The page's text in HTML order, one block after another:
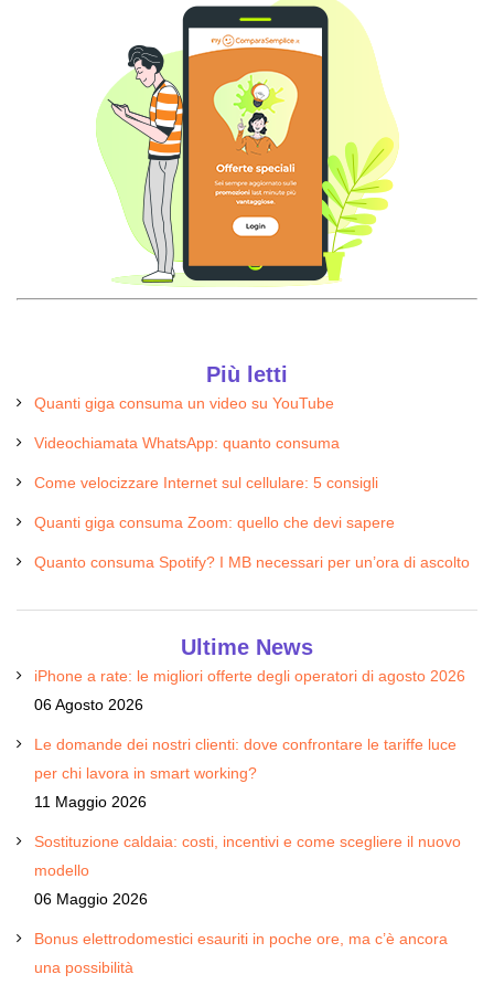
Più letti
Quanti giga consuma un video su YouTube
Videochiamata WhatsApp: quanto consuma
Come velocizzare Internet sul cellulare: 5 consigli
Quanti giga consuma Zoom: quello che devi sapere
Quanto consuma Spotify? I MB necessari per un’ora di ascolto
Ultime News
iPhone a rate: le migliori offerte degli operatori di agosto 2026
06 Agosto 2026
Le domande dei nostri clienti: dove confrontare le tariffe luce
per chi lavora in smart working?
11 Maggio 2026
Sostituzione caldaia: costi, incentivi e come scegliere il nuovo
modello
06 Maggio 2026
Bonus elettrodomestici esauriti in poche ore, ma c’è ancora
una possibilità